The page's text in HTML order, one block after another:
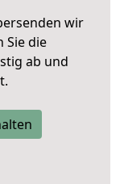
wir
Sie die
ab und